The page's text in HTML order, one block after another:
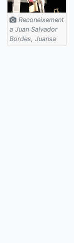
Reconeixement
a Juan Salvador
Bordes, Juansa